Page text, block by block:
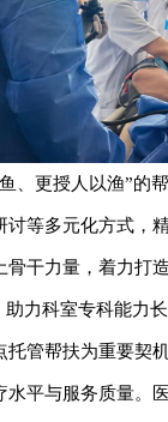
、更授人以渔”的
等多元化方式
干力量，着力
助力科室专科能力
管帮扶为重要契
平与服务质量